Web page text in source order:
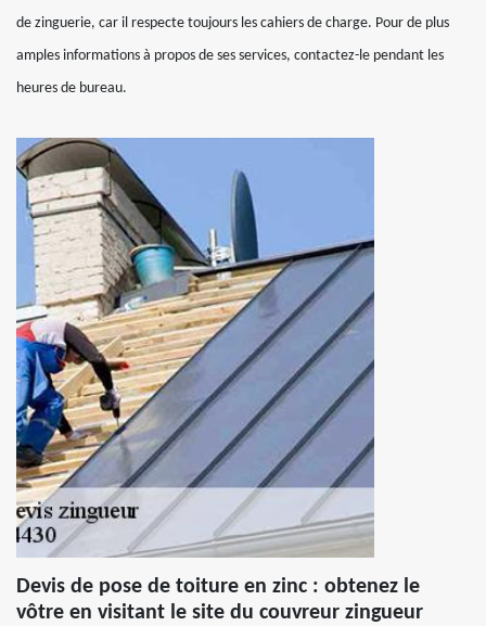
de zinguerie, car il respecte toujours les cahiers de charge. Pour de plus
amples informations à propos de ses services, contactez-le pendant les
heures de bureau.
Devis de pose de toiture en zinc : obtenez le
vôtre en visitant le site du couvreur zingueur